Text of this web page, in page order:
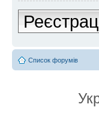
Список форумів